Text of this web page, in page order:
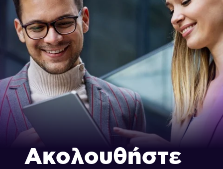
Ακολουθήστε